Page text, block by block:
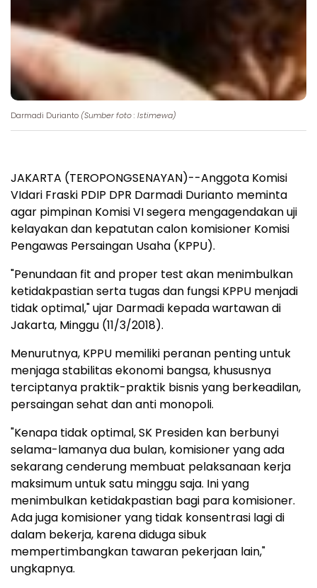
Darmadi Durianto (Sumber foto : Istimewa)
JAKARTA (TEROPONGSENAYAN)--Anggota Komisi
VIdari Fraski PDIP DPR Darmadi Durianto meminta
agar pimpinan Komisi VI segera mengagendakan uji
kelayakan dan kepatutan calon komisioner Komisi
Pengawas Persaingan Usaha (KPPU).
"Penundaan fit and proper test akan menimbulkan
ketidakpastian serta tugas dan fungsi KPPU menjadi
tidak optimal," ujar Darmadi kepada wartawan di
Jakarta, Minggu (11/3/2018).
Menurutnya, KPPU memiliki peranan penting untuk
menjaga stabilitas ekonomi bangsa, khususnya
terciptanya praktik-praktik bisnis yang berkeadilan,
persaingan sehat dan anti monopoli.
"Kenapa tidak optimal, SK Presiden kan berbunyi
selama-lamanya dua bulan, komisioner yang ada
sekarang cenderung membuat pelaksanaan kerja
maksimum untuk satu minggu saja. Ini yang
menimbulkan ketidakpastian bagi para komisioner.
Ada juga komisioner yang tidak konsentrasi lagi di
dalam bekerja, karena diduga sibuk
mempertimbangkan tawaran pekerjaan lain,"
ungkapnya.